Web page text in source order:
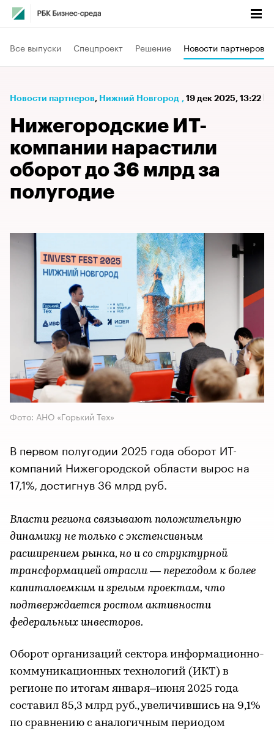
Все выпуски Спецпроект Решение Новости партнеров
Новости партнеров⁠, Нижний Новгород , 19 дек 2025, 13:22
Нижегородские ИТ-
компании нарастили
оборот до 36 млрд за
полугодие
Фото: АНО «Горький Тех»
В первом полугодии 2025 года оборот ИТ-
компаний Нижегородской области вырос на
17,1%, достигнув 36 млрд руб.
Власти региона связывают положительную
динамику не только с экстенсивным
расширением рынка, но и со структурной
трансформацией отрасли — переходом к более
капиталоемким и зрелым проектам, что
подтверждается ростом активности
федеральных инвесторов.
Оборот организаций сектора информационно-
коммуникационных технологий (ИКТ) в
регионе по итогам января–июня 2025 года
составил 85,3 млрд руб., увеличившись на 9,1%
по сравнению с аналогичным периодом